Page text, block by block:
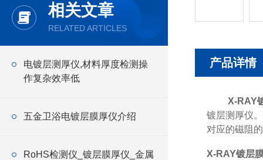
相关文章
RELATED ARTICLES
电镀层测厚仪,材料厚度检测操
作复杂效率低
五金卫浴电镀层膜厚仪介绍
RoHS检测仪_镀层膜厚仪_金属
产品详情
X-RAY
镀层测厚仪
对应的磁阻
X-RAY镀层